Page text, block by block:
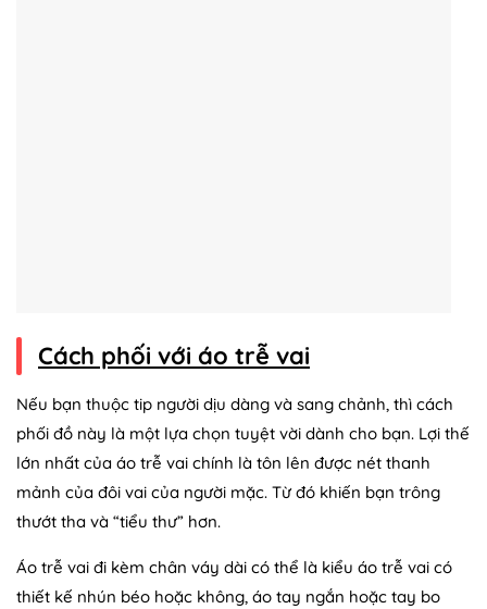
Cách phối với áo trễ vai
Nếu bạn thuộc tip người dịu dàng và sang chảnh, thì cách
phối đồ này là một lựa chọn tuyệt vời dành cho bạn. Lợi thế
lớn nhất của áo trễ vai chính là tôn lên được nét thanh
mảnh của đôi vai của người mặc. Từ đó khiến bạn trông
thướt tha và “tiểu thư” hơn.
Áo trễ vai đi kèm chân váy dài có thể là kiểu áo trễ vai có
thiết kế nhún béo hoặc không, áo tay ngắn hoặc tay bo